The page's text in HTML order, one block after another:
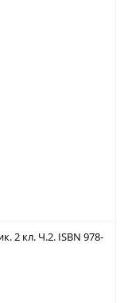
2 кл. Ч.2. ISBN 978-